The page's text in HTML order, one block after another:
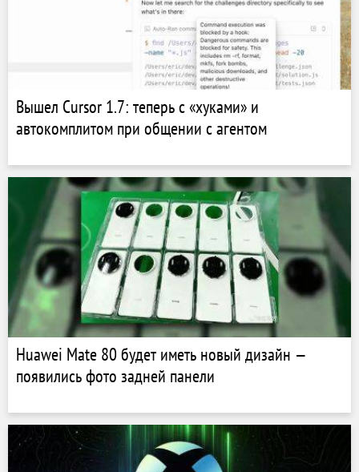
Вышел Cursor 1.7: теперь с «хуками» и
автокомплитом при общении с агентом
Huawei Mate 80 будет иметь новый дизайн —
появились фото задней панели